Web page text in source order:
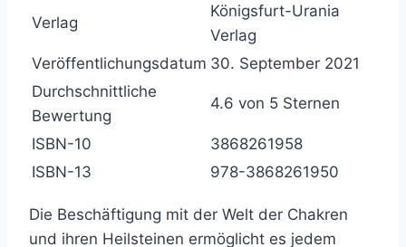
Verlag
Königsfurt-Urania
Verlag
Veröffentlichungsdatum 30. September 2021
Durchschnittliche
Bewertung
4.6 von 5 Sternen
ISBN-10
3868261958
ISBN-13
978-3868261950
Die Beschäftigung mit der Welt der Chakren
und ihren Heilsteinen ermöglicht es jedem